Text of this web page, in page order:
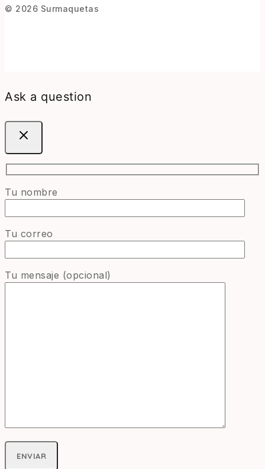
© 2026 Surmaquetas
Ask a question
Tu nombre
Tu correo
Tu mensaje (opcional)